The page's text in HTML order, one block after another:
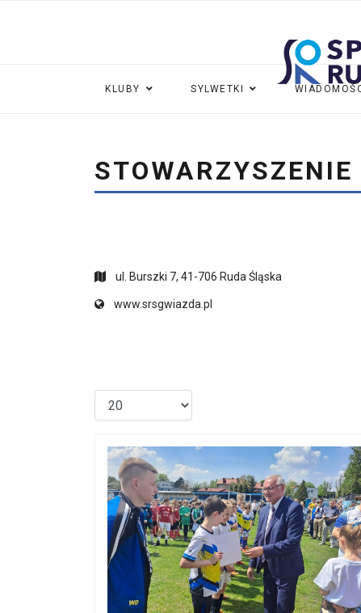
KLUBY SYLWETKI
ul. Burszki 7, 41-706 Ruda Śląska
www.srsgwiazda.pl